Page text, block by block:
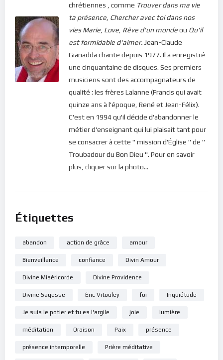
nous dit-il. Tout le secret de notre bonheur réside dans cet
appel insistant du Seigneur. Et même si nous y résistons
toujours, notre Dieu est patient; il ne démord pas. Il nous aime
tellement que ses bras sont toujours grands ouverts, prêts à
accueillir l’enfant prodigue que nous deviendrons, dès que
nous aurons décidé de revenir à la source ! Alors, pour notre
propre bonheur, ne laissons pas trainer les choses. Levons-
nous maintenant et choisissons la vie, la joie, la paix et le
bonheur. Accueillir la vie, c’est accepter tout ce que Dieu met
sur notre chemin, percevoir positivement son action en nous
et cheminer avec lui, en lui confiant nos doutes et nos peurs.
C’est ainsi qu’il pourra rééduquer notre esprit dans son amour
et dans sa lumière.
cliquer ici : [newsletter_button id=2 label=”S’abonner”
design=”twitter”]
Si vous voulez vous inscrire sur le site (afin d’être en mesure
de poster des commentaires) et pour les publications,
chrétiennes , comme Trouver dans ma vie
ta présence Chercher avec toi dans nos
vies Marie Love Rêve d'un mondeou Qu'il
est formidable d'aimer. Jean-Claude
Gianadda chante depuis 1977. Il a enregistré
une cinquantaine de disques. Ses premiers
musiciens sont des accompagnateurs de
qualité : les frères Lalanne (Francis qui avait
quinze ans à l'époque, René et Jean-Félix).
C'est en 1994 qu'il décide d'abandonner le
métier d'enseignant qui lui plaisait tant pour
se consacrer à cette " mission d'Église " de "
Troubadour du Bon Dieu ". Pour en savoir
plus, cliquer sur la photo...
Étiquettes
abandon action de grâce amour
Bienveillance confiance Divin Amour
Divine Miséricorde Divine Providence
Divine Sagesse Éric Vitouley foi Inquiétude
Je suis le potier et tu es l'argile joie lumière
méditation Oraison Paix présence
présence intemporelle Prière méditative